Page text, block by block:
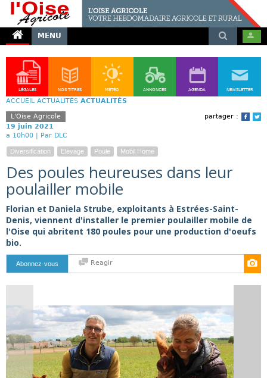
MENU
LÉGALES NOS TITRES MÉTÉO ANNONCES AGENDA NEWSLETTER
ACCUEIL ACTUALITÉS ACTUALITÉS
partager :
L'Oise Agricole
19 juin 2021
a 10h00 | Par DLC
Diversification Elevage Poule Mobil Home
Des poules heureuses dans leur
poulailler mobile
Florian et Daniela Strube, exploitants à Estrées-Saint-
Denis, viennent d'installer le premier poulailler mobile de
l'Oise qui abritent 180 poules pour une production d'oeufs
bio.
Abonnez-vous Reagir